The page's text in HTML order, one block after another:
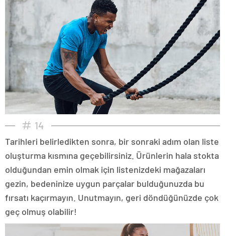
14
Tarihleri belirledikten sonra, bir sonraki adım olan liste
oluşturma kısmına geçebilirsiniz. Ürünlerin hala stokta
olduğundan emin olmak için listenizdeki mağazaları
gezin, bedeninize uygun parçalar bulduğunuzda bu
fırsatı kaçırmayın. Unutmayın, geri döndüğünüzde çok
geç olmuş olabilir!